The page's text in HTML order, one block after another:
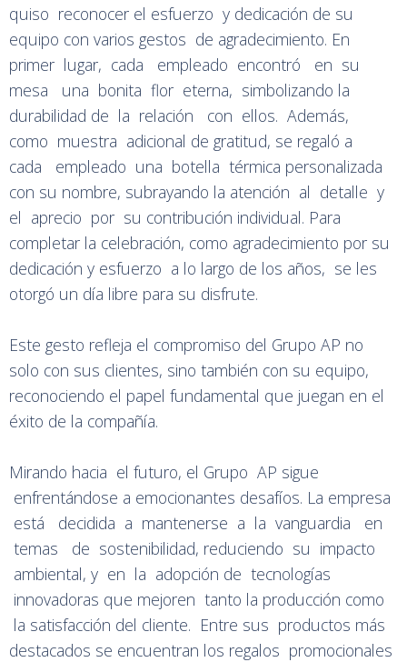
quiso reconocer el esfuerzo y dedicación de su
equipo con varios gestos de agradecimiento. En
primer lugar, cada empleado encontró en su
mesa una bonita flor eterna, simbolizando la
durabilidad de la relación con ellos. Además,
como muestra adicional de gratitud, se regaló a
cada empleado una botella térmica personalizada
con su nombre, subrayando la atención al detalle y
el aprecio por su contribución individual. Para
completar la celebración, como agradecimiento por su
dedicación y esfuerzo a lo largo de los años, se les
otorgó un día libre para su disfrute.
Este gesto refleja el compromiso del Grupo AP no
solo con sus clientes, sino también con su equipo,
reconociendo el papel fundamental que juegan en el
éxito de la compañía.
Mirando hacia el futuro, el Grupo AP sigue
enfrentándose a emocionantes desafíos. La empresa
está decidida a mantenerse a la vanguardia en
temas de sostenibilidad, reduciendo su impacto
ambiental, y en la adopción de tecnologías
innovadoras que mejoren tanto la producción como
la satisfacción del cliente. Entre sus productos más
destacados se encuentran los regalos promocionales